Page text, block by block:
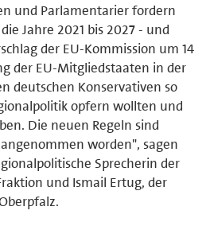
und Parlamentarier fordern
Jahre 2021 bis 2027 - und
der EU-Kommission um 14
der EU-Mitgliedstaaten in der
deutschen Konservativen so
opfern wollten und
Die neuen Regeln sind
worden", sagen
Sprecherin der
und Ismail Ertug, der